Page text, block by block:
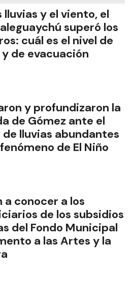
lluvias y el viento, el
superó los
cuál es el nivel de
de evacuación
y profundizaron la
de Gómez ante el
de lluvias abundantes
de El Niño
a conocer a los
de los subsidios
del Fondo Municipal
a las Artes y la